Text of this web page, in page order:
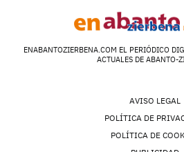
ENABANTOZIERBENA.COM EL PERIÓDICO
ACTUALES DE ABANTO-
AVISO LEGAL
POLÍTICA DE
POLÍTICA DE